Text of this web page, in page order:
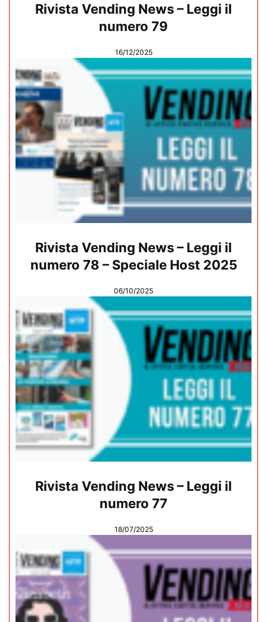
Rivista Vending News – Leggi il
numero 79
16/12/2025
Rivista Vending News – Leggi il
numero 78 – Speciale Host 2025
06/10/2025
Rivista Vending News – Leggi il
numero 77
18/07/2025